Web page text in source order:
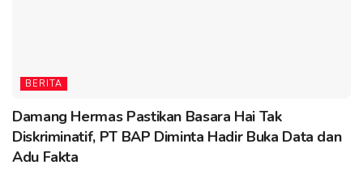
BERITA
Damang Hermas Pastikan Basara Hai Tak
Diskriminatif, PT BAP Diminta Hadir Buka Data dan
Adu Fakta